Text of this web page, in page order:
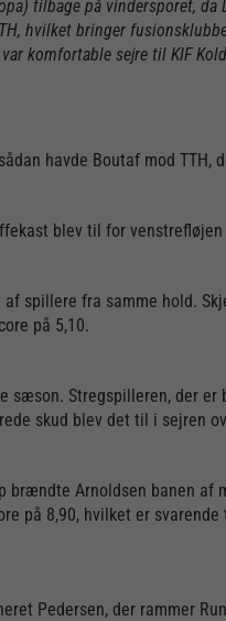
tilbage på vindersporet, da
hvilket bringer
komfortable sejre til KIF
havde Boutaf mod TTH,
blev til for
spillere fra samme hold.
på 5,10.
Stregspilleren, der
skud blev det til i sejren
Arnoldsen banen af
på 8,90, hvilket er
Pedersen, der rammer